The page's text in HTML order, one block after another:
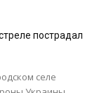
пострадал
селе